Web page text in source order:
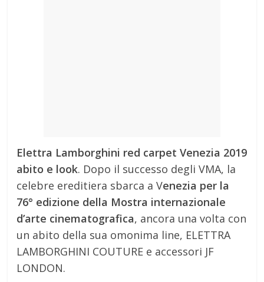
Elettra Lamborghini red carpet Venezia 2019
abito e look. Dopo il successo degli VMA, la
celebre ereditiera sbarca a Venezia per la
76° edizione della Mostra internazionale
d’arte cinematografica, ancora una volta con
un abito della sua omonima line, ELETTRA
LAMBORGHINI COUTURE e accessori JF
LONDON.